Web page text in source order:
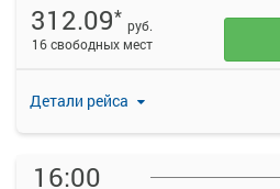
Детали рейса
312.09* руб.
16 свободных мест
16:00